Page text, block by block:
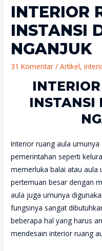
INTERIOR
INSTANSI
NGANJUK
31 Komentar /Artikel,
INSTANSI
Interior ruang aula
pemerintahan seperti
memerluka balai atau aula
pertemuan besar dengan
aula juga umunya
fungsinya sangat
beberapa hal yang harus
mendesain interior ruang